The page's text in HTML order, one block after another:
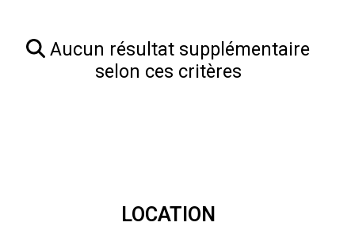
Aucun résultat supplémentaire
selon ces critères
LOCATION